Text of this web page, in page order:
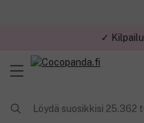
✓
Löydä suosikkisi